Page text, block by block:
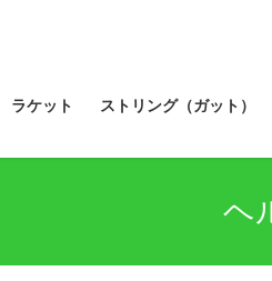
ラケット ストリング（ガット）
ヘ